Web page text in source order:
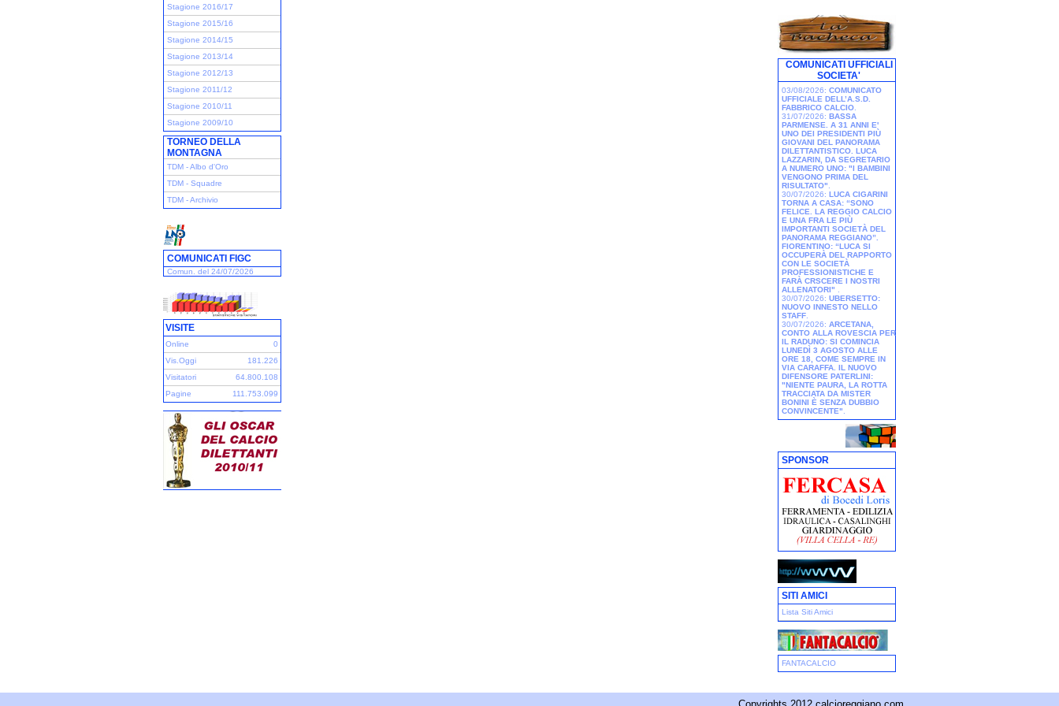
Stagione 2016/17
Stagione 2015/16
Stagione 2014/15
Stagione 2013/14
Stagione 2012/13
Stagione 2011/12
Stagione 2010/11
Stagione 2009/10
TORNEO DELLA
MONTAGNA
TDM - Albo d'Oro
TDM - Squadre
TDM - Archivio
COMUNICATI FIGC
Comun. del 24/07/2026
VISITE
Online
0
Vis.Oggi
181.226
Visitatori
64.800.108
Pagine
111.753.099
COMUNICATI UFFICIALI
SOCIETA'
03/08/2026: COMUNICATO
UFFICIALE DELL’A.S.D.
FABBRICO CALCIO
31/07/2026: BASSA
PARMENSE. A 31 ANNI E'
UNO DEI PRESIDENTI PIÙ
GIOVANI DEL PANORAMA
DILETTANTISTICO. LUCA
LAZZARIN, DA SEGRETARIO
A NUMERO UNO: "I BAMBINI
VENGONO PRIMA DEL
RISULTATO"
30/07/2026: LUCA CIGARINI
TORNA A CASA: “SONO
FELICE. LA REGGIO CALCIO
E UNA FRA LE PIÙ
IMPORTANTI SOCIETÀ DEL
PANORAMA REGGIANO”.
FIORENTINO: “LUCA SI
OCCUPERÀ DEL RAPPORTO
CON LE SOCIETÀ
PROFESSIONISTICHE E
FARÀ CRSCERE I NOSTRI
ALLENATORI"
30/07/2026: UBERSETTO:
NUOVO INNESTO NELLO
STAFF
30/07/2026: ARCETANA,
CONTO ALLA ROVESCIA PER
IL RADUNO: SI COMINCIA
LUNEDÌ 3 AGOSTO ALLE
ORE 18, COME SEMPRE IN
VIA CARAFFA. IL NUOVO
DIFENSORE PATERLINI:
"NIENTE PAURA, LA ROTTA
TRACCIATA DA MISTER
BONINI È SENZA DUBBIO
CONVINCENTE"
SPONSOR
SITI AMICI
Lista Siti Amici
FANTACALCIO